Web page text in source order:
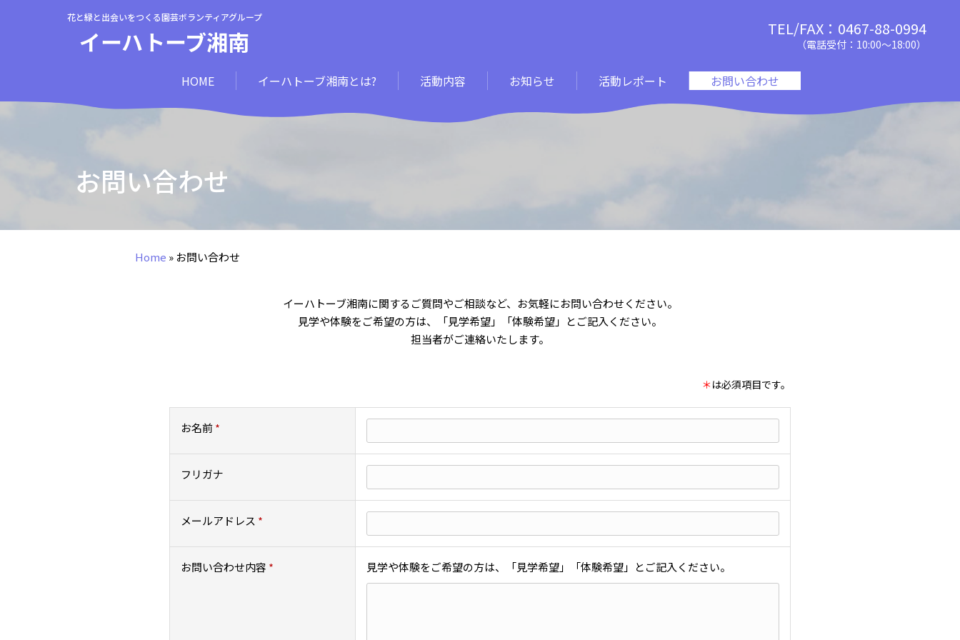
花と緑と出会いをつくる園芸ボランティアグループ
イーハトーブ湘南 TEL/FAX：0467-88-0994
（電話受付：10:00〜18:00）
HOME イーハトーブ湘南とは? 活動内容 お知らせ 活動レポート お問い合わせ
お問い合わせ
Home » お問い合わせ
イーハトーブ湘南に関するご質問やご相談など、お気軽にお問い合わせください。
見学や体験をご希望の方は、「見学希望」「体験希望」とご記入ください。
担当者がご連絡いたします。
＊ は必須項目です。
お名前*
フリガナ
メールアドレス *
お問い合わせ内容 * 見学や体験をご希望の方は、「見学希望」「体験希望」とご記入ください。